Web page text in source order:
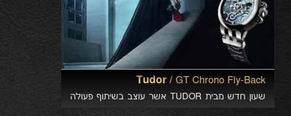
Tudor / GT Chrono Fly-Back
שעון חדש מבית TUDOR אשר עוצב בשיתוף פעולה
עם DUCATI. הטבה מיוחדת לחברי המועדון בקניה